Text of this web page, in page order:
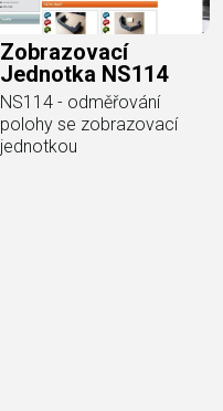
Zobrazovací
Jednotka NS114
NS114 - odměřování
polohy se zobrazovací
jednotkou